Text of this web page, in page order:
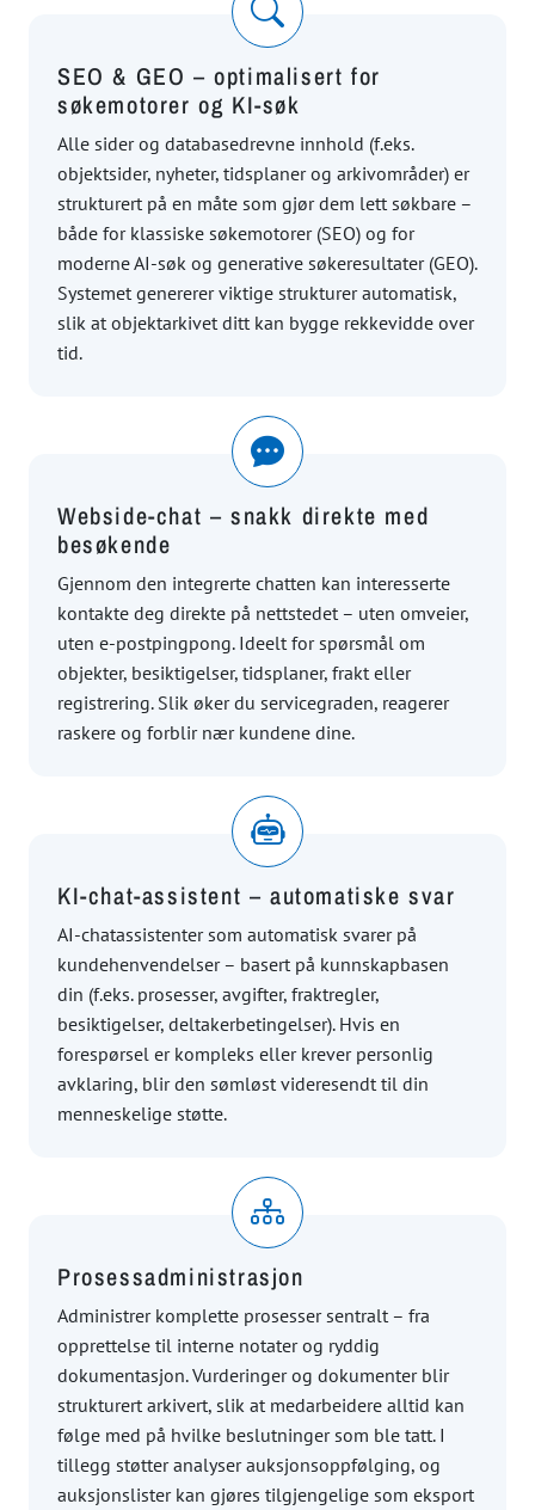
SEO & GEO – optimalisert for
søkemotorer og KI-søk
Alle sider og databasedrevne innhold (f.eks.
objektsider, nyheter, tidsplaner og arkivområder) er
strukturert på en måte som gjør dem lett søkbare –
både for klassiske søkemotorer (SEO) og for
moderne AI-søk og generative søkeresultater (GEO).
Systemet genererer viktige strukturer automatisk,
slik at objektarkivet ditt kan bygge rekkevidde over
tid.
Webside-chat – snakk direkte med
besøkende
Gjennom den integrerte chatten kan interesserte
kontakte deg direkte på nettstedet – uten omveier,
uten e-postpingpong. Ideelt for spørsmål om
objekter, besiktigelser, tidsplaner, frakt eller
registrering. Slik øker du servicegraden, reagerer
raskere og forblir nær kundene dine.
KI-chat-assistent – automatiske svar
AI-chatassistenter som automatisk svarer på
kundehenvendelser – basert på kunnskapbasen
din (f.eks. prosesser, avgifter, fraktregler,
besiktigelser, deltakerbetingelser). Hvis en
forespørsel er kompleks eller krever personlig
avklaring, blir den sømløst videresendt til din
menneskelige støtte.
Prosessadministrasjon
Administrer komplette prosesser sentralt – fra
opprettelse til interne notater og ryddig
dokumentasjon. Vurderinger og dokumenter blir
strukturert arkivert, slik at medarbeidere alltid kan
følge med på hvilke beslutninger som ble tatt. I
tillegg støtter analyser auksjonsoppfølging, og
auksjonslister kan gjøres tilgjengelige som eksport